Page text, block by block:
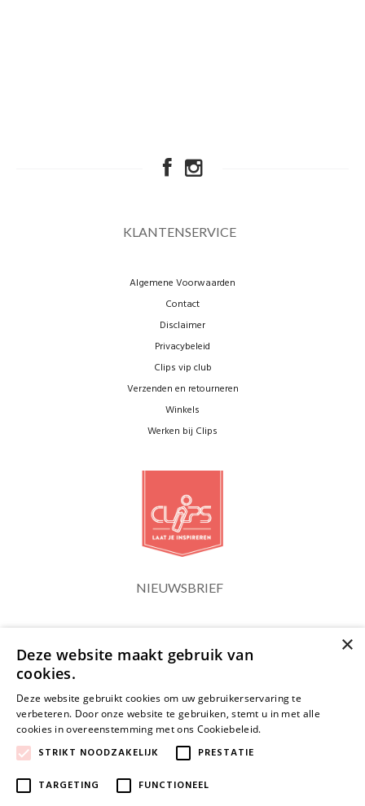
KLANTENSERVICE
Algemene Voorwaarden
Contact
Disclaimer
Privacybeleid
Clips vip club
Verzenden en retourneren
Winkels
Werken bij Clips
NIEUWSBRIEF
×
Deze website maakt gebruik van
cookies.
Deze website gebruikt cookies om uw gebruikerservaring te
verbeteren. Door onze website te gebruiken, stemt u in met alle
cookies in overeenstemming met ons Cookiebeleid.
STRIKT NOODZAKELIJK
PRESTATIE
TARGETING
FUNCTIONEEL